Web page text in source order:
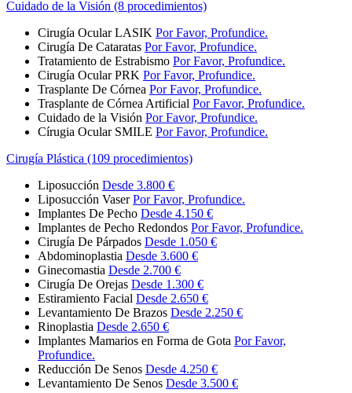
Cuidado de la Visión (8 procedimientos)
Cirugía Ocular LASIK Por Favor, Profundice.
Cirugía De Cataratas Por Favor, Profundice.
Tratamiento de Estrabismo Por Favor, Profundice.
Cirugía Ocular PRK Por Favor, Profundice.
Trasplante De Córnea Por Favor, Profundice.
Trasplante de Córnea Artificial Por Favor, Profundice.
Cuidado de la Visión Por Favor, Profundice.
Círugia Ocular SMILE Por Favor, Profundice.
Cirugía Plástica (109 procedimientos)
Liposucción Desde 3.800 €
Liposucción Vaser Por Favor, Profundice.
Implantes De Pecho Desde 4.150 €
Implantes de Pecho Redondos Por Favor, Profundice.
Cirugía De Párpados Desde 1.050 €
Abdominoplastia Desde 3.600 €
Ginecomastia Desde 2.700 €
Cirugía De Orejas Desde 1.300 €
Estiramiento Facial Desde 2.650 €
Levantamiento De Brazos Desde 2.250 €
Rinoplastia Desde 2.650 €
Implantes Mamarios en Forma de Gota Por Favor,
Profundice.
Reducción De Senos Desde 4.250 €
Levantamiento De Senos Desde 3.500 €